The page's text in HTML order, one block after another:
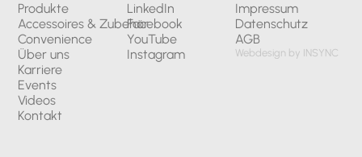
Produkte
Accessoires & Zubehör
Convenience
Über uns
Karriere
Events
Videos
Kontakt
LinkedIn
Facebook
YouTube
Instagram
Impressum
Datenschutz
AGB
Webdesign by INSYNC